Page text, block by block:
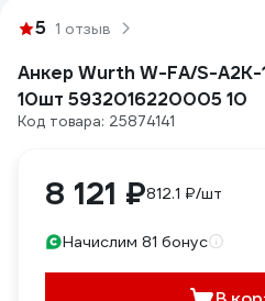
5 1 отзыв
Анкер Wurth W-FA/S-
10шт 5932016220005 10
Код товара: 25874141
8 121 ₽812.1 ₽/шт
Начислим 81 бонус